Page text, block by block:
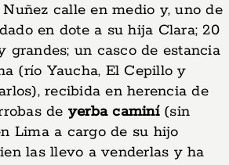
calle en medio y, uno de
en dote a su hija Clara; 20
grandes; un casco de estancia
(río Yaucha, El Cepillo y
recibida en herencia de
de yerba caminí(sin
Lima a cargo de su hijo
las llevo a venderlas y ha